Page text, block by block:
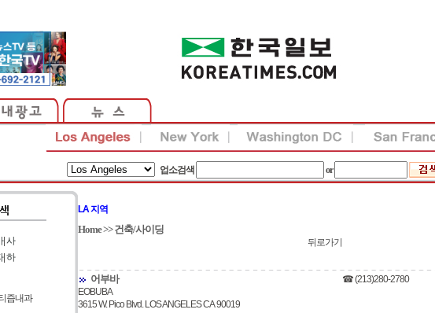
업소검색 or
| 사
| 하
즘내과
LA 지역
Home>>건축/사이딩
뒤로가기
어부바
☎ (213)280-2780
EOBUBA
3615 W. Pico Blvd. LOS ANGELES CA 90019